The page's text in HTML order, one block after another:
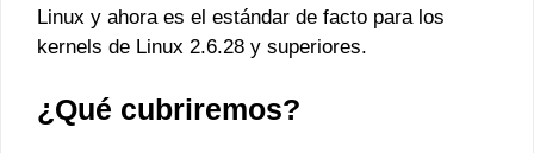
Linux y ahora es el estándar de facto para los
kernels de Linux 2.6.28 y superiores.
¿Qué cubriremos?